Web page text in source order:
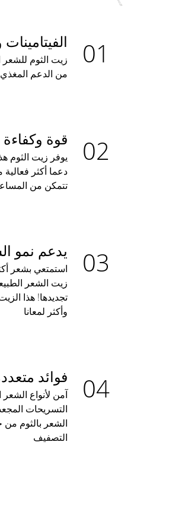
من الدعم
قوة وكفاءة
يوفر زيت الثوم
دعما أكثر
تتمكن من
يدعم نمو
استمتعي بشعر
زيت الشعر
تجديدها! هذا
وأكثر لمعانا
فوائد
آمن لأنواع الشعر
التسريحات
الشعر بالثوم
التصفيف